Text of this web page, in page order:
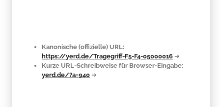
Kanonische (offizielle) URL:
https://yerd.de/Tragegriff-F5-F4-05000016 ➔
Kurze URL-Schreibweise für Browser-Eingabe:
yerd.de/?a=940 ➔